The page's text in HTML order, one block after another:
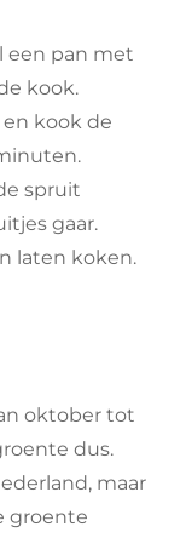
een pan met
kook.
kook de
spruit
gaar.
laten koken.
oktober tot
dus.
maar
groente